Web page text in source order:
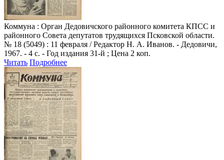
Коммуна : Орган Дедовичского районного комитета КПСС и
районного Совета депутатов трудящихся Псковской области.
№ 18 (5049) : 11 февраля / Редактор Н. А. Иванов. - Дедовичи,
1967. - 4 с. - Год издания 31-й ; Цена 2 коп.
Читать Подробнее